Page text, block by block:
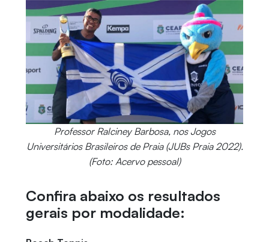
Professor Ralciney Barbosa, nos Jogos
Universitários Brasileiros de Praia (JUBs Praia 2022).
(Foto: Acervo pessoal)
Confira abaixo os resultados
gerais por modalidade: